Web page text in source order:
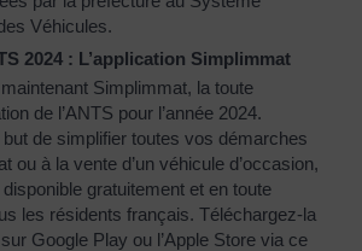
Véhicules.
2024 : L’application Simplimmat
Simplimmat, la toute
de l’ANTS pour l’année 2024.
de simplifier toutes vos démarches
ou à la vente d’un véhicule d’occasion,
gratuitement et en toute
les résidents français. Téléchargez-la
Google Play ou l’Apple Store via ce